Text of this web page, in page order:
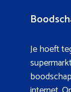
Je hoeft